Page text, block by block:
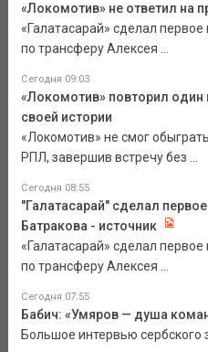
«Локомотив» не ответил на
«Галатасарай» сделал
по трансферу Алексея ...
Сегодня 09:03
«Локомотив» повторил один
своей истории
«Локомотив» не смог
РПЛ, завершив встречу без ...
Сегодня 08:55
"Галатасарай" сделал
Батракова - источник
«Галатасарай» сделал
по трансферу Алексея ...
Сегодня 07:55
Бабич: «Умяров — душа
Большое интервью